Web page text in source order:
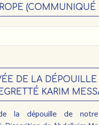
(COMMUNIQUÉ
DE LA DÉPOUILLE
KARIM
de la dépouille de